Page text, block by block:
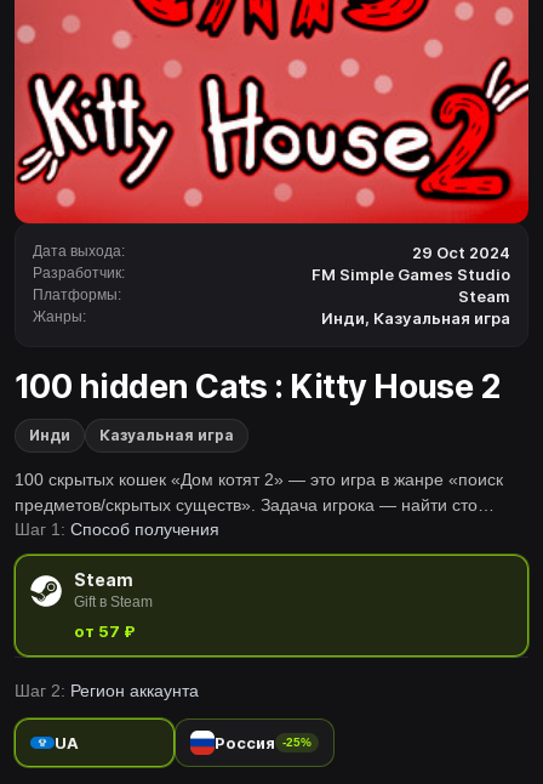
Дата выхода: 29 Oct 2024
Разработчик: FM Simple Games Studio
Платформы: Steam
Жанры: Инди, Казуальная игра
100 hidden Cats : Kitty House 2
Инди Казуальная игра
100 скрытых кошек «Дом котят 2» — это игра в жанре «поиск
предметов/скрытых существ». Задача игрока — найти сто
кошек (и сто резиновых цыплят), расположенных на карте.
Шаг 1: Способ получения
Steam
Gift в Steam
от 57 ₽
Шаг 2: Регион аккаунта
UA Россия -25%